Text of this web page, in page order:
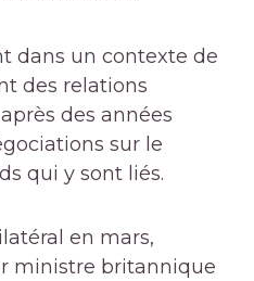
dans un contexte de
des relations
des années
sur le
qui y sont liés.
en mars,
ministre britannique